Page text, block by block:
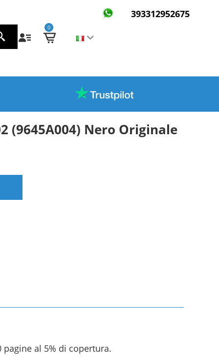
393312952675
0
(9645A004) Nero Originale
pagine al 5% di copertura.